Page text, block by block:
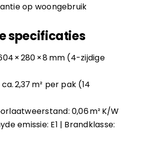
op woongebruik
specificaties
× 280 × 8 mm (4-zijdige
2,37 m² per pak (14
0,06 m² K/W
emissie: E1 | Brandklasse: